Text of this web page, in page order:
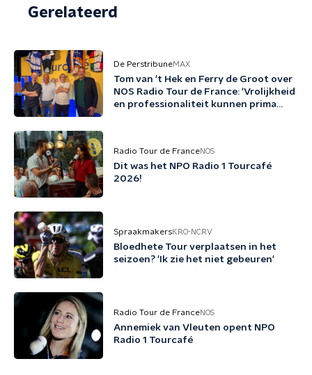
Gerelateerd
De PerstribuneMAX
Tom van 't Hek en Ferry de Groot over
NOS Radio Tour de France: 'Vrolijkheid
en professionaliteit kunnen prima
Radio Tour de FranceNOS
Dit was het NPO Radio 1 Tourcafé
2026!
SpraakmakersKRO-NCRV
Bloedhete Tour verplaatsen in het
seizoen? 'Ik zie het niet gebeuren'
Radio Tour de FranceNOS
Annemiek van Vleuten opent NPO
Radio 1 Tourcafé